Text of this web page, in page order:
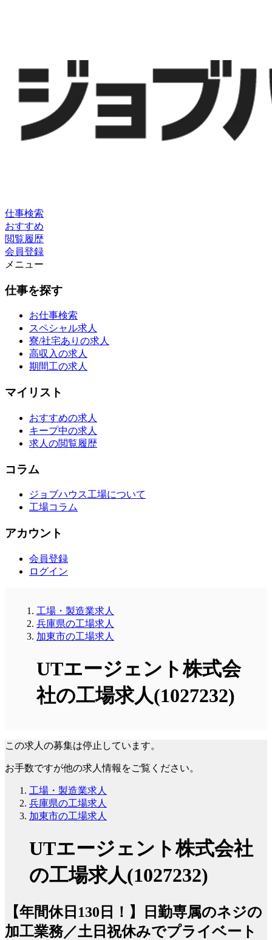
仕事検索
おすすめ
閲覧履歴
会員登録
メニュー
仕事を探す
お仕事検索
スペシャル求人
寮/社宅ありの求人
高収入の求人
期間工の求人
マイリスト
おすすめの求人
キープ中の求人
求人の閲覧履歴
コラム
ジョブハウス工場について
工場コラム
アカウント
会員登録
ログイン
工場・製造業求人
兵庫県の工場求人
加東市の工場求人
UTエージェント株式会
社の工場求人(1027232)
この求人の募集は停止しています。
お手数ですが他の求人情報をご覧ください。
工場・製造業求人
兵庫県の工場求人
加東市の工場求人
UTエージェント株式会社
の工場求人(1027232)
【年間休日130日！】日勤専属のネジの
加工業務／土日祝休みでプライベート